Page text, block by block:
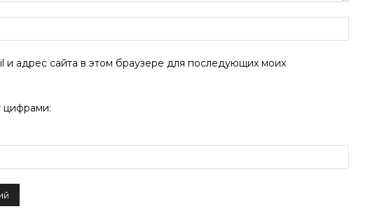
и адрес сайта в этом браузере для последующих моих
цифрами: